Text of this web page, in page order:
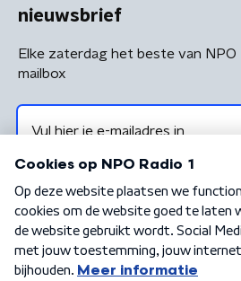
nieuwsbrief
Elke zaterdag het beste van NPO
mailbox
Algemene voorwaarden